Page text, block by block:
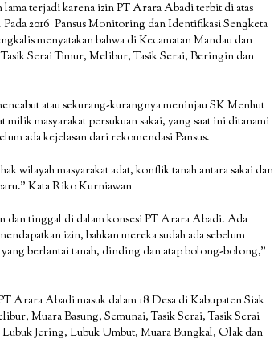
terjadi karena izin PT Arara Abadi terbit di atas
Pada 2016 Pansus Monitoring dan Identifikasi Sengketa
menyatakan bahwa di Kecamatan Mandau dan
Serai Timur, Melibur, Tasik Serai, Beringin dan
atau sekurang-kurangnya meninjau SK Menhut
masyarakat persukuan sakai, yang saat ini ditanami
ada kejelasan dari rekomendasi Pansus.
wilayah masyarakat adat, konflik tanah antara sakai dan
Kata Riko Kurniawan
dan tinggal di dalam konsesi PT Arara Abadi. Ada
izin, bahkan mereka sudah ada sebelum
berlantai tanah, dinding dan atap bolong-bolong,”
Arara Abadi masuk dalam 18 Desa di Kabupaten Siak
Muara Basung, Semunai, Tasik Serai, Tasik Serai
Jering, Lubuk Umbut, Muara Bungkal, Olak dan